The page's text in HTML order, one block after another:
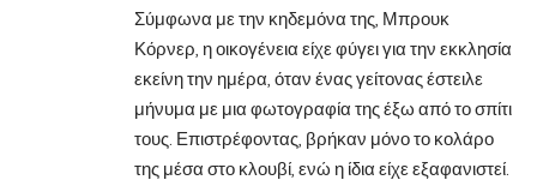
Σύμφωνα με την κηδεμόνα της, Μπρουκ
Κόρνερ, η οικογένεια είχε φύγει για την εκκλησία
εκείνη την ημέρα, όταν ένας γείτονας έστειλε
μήνυμα με μια φωτογραφία της έξω από το σπίτι
τους. Επιστρέφοντας, βρήκαν μόνο το κολάρο
της μέσα στο κλουβί, ενώ η ίδια είχε εξαφανιστεί.